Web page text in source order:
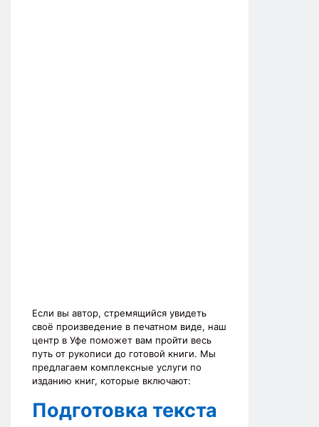
Если вы автор, стремящийся увидеть
своё произведение в печатном виде, наш
центр в Уфе поможет вам пройти весь
путь от рукописи до готовой книги. Мы
предлагаем комплексные услуги по
изданию книг, которые включают:
Подготовка текста